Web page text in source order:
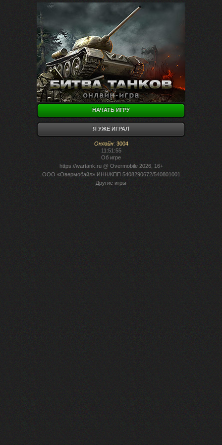
НАЧАТЬ ИГРУ
Я УЖЕ ИГРАЛ
Онлайн: 3004
11:51:55
Об игре
https://wartank.ru@ Overmobile 2026, 16+
ООО «Овермобайл» ИНН/КПП 5408290672/540801001
Другие игры